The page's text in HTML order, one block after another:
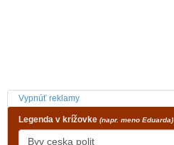
Vypnúť reklamy
Legenda v krížovke (napr. meno Eduarda)